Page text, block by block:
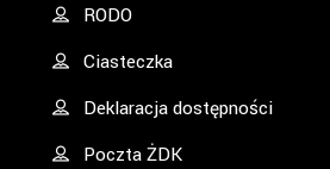
RODO
Ciasteczka
Deklaracja dostępności
Poczta ŻDK